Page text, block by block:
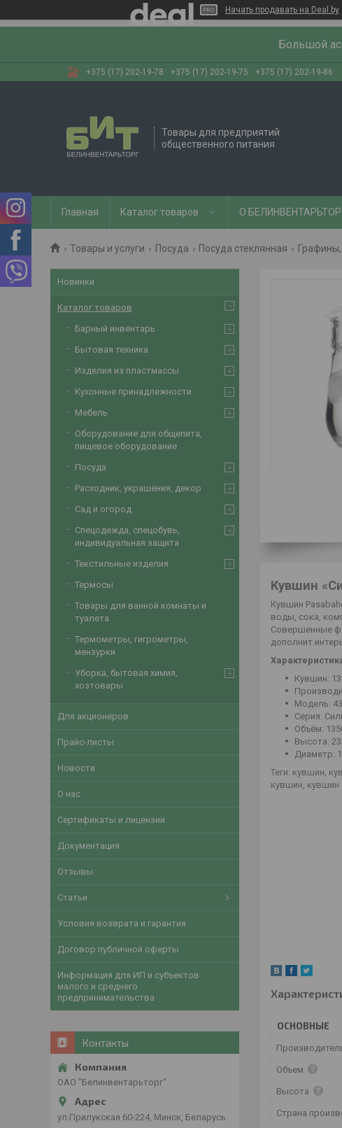
Начать продавать на Deal.by
Большой
+375 (17) 202-19-78 +375 (17) 202-19-75 +375 (17) 202-19-86
Товары для предприятий
общественного питания
Главная Каталог товаров О
Товары и услуги Посуда Посуда стеклянная
Кувшин
Кувшин
воды, сока,
Совершенные
дополнит
Кувшин:
Модель:
Cерия:
Объём:
Высота:
Диаметр:
Теги: кувшин,
кувшин, кувшин
ОСНОВНЫЕ
Объем
Высота
Страна
Новинки
Каталог товаров
Барный инвентарь
Бытовая техника
Изделия из пластмассы
Кухонные принадлежности
Мебель
Оборудование для общепита,
пищевое оборудование
Посуда
Расходник, украшения, декор
Сад и огород
Спецодежда, спецобувь,
индивидуальная защита
Текстильные изделия
Термосы
Товары для ванной комнаты и
туалета
Термометры, гигрометры,
мензурки
Уборка, бытовая химия,
хозтовары
Для акционеров
Прайс-листы
Новости
О нас
Сертификаты и лицензии
Документация
Отзывы
Статьи
Условия возврата и гарантия
Договор публичной оферты
Информация для ИП и субъектов
малого и среднего
предпринимательства
Контакты
ОАО "Белинвентарьторг"
ул.Прилукская 60-224, Минск, Беларусь